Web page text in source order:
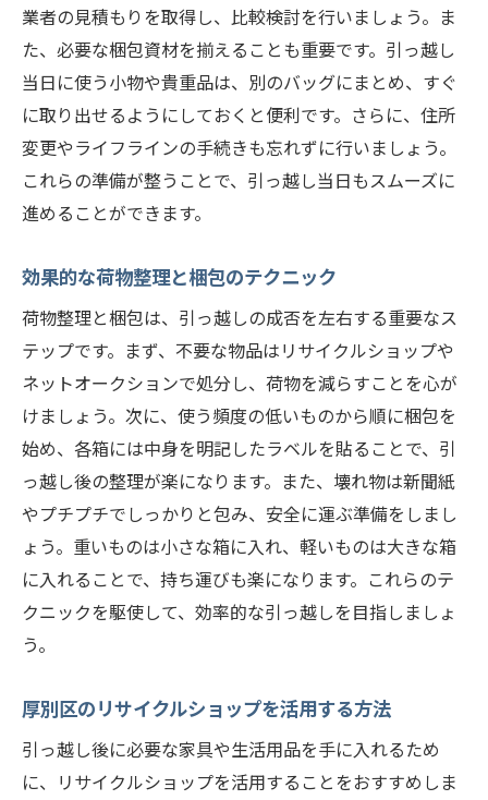
業者の見積もりを取得し、比較検討を行いましょう。ま
た、必要な梱包資材を揃えることも重要です。引っ越し
当日に使う小物や貴重品は、別のバッグにまとめ、すぐ
に取り出せるようにしておくと便利です。さらに、住所
変更やライフラインの手続きも忘れずに行いましょう。
これらの準備が整うことで、引っ越し当日もスムーズに
進めることができます。
効果的な荷物整理と梱包のテクニック
荷物整理と梱包は、引っ越しの成否を左右する重要なス
テップです。まず、不要な物品はリサイクルショップや
ネットオークションで処分し、荷物を減らすことを心が
けましょう。次に、使う頻度の低いものから順に梱包を
始め、各箱には中身を明記したラベルを貼ることで、引
っ越し後の整理が楽になります。また、壊れ物は新聞紙
やプチプチでしっかりと包み、安全に運ぶ準備をしまし
ょう。重いものは小さな箱に入れ、軽いものは大きな箱
に入れることで、持ち運びも楽になります。これらのテ
クニックを駆使して、効率的な引っ越しを目指しましょ
う。
厚別区のリサイクルショップを活用する方法
引っ越し後に必要な家具や生活用品を手に入れるため
に、リサイクルショップを活用することをおすすめしま